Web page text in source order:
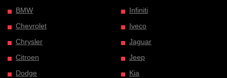
BMW
Chevrolet
Chrysler
Citroen
Dodge
Infiniti
Iveco
Jaguar
Jeep
Kia